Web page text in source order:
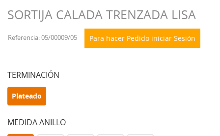
SORTIJA CALADA TRENZADA LISA
Referencia: 05/00009/05 Para hacer Pedido iniciar Sesión
TERMINACIÓN
Plateado
MEDIDA ANILLO